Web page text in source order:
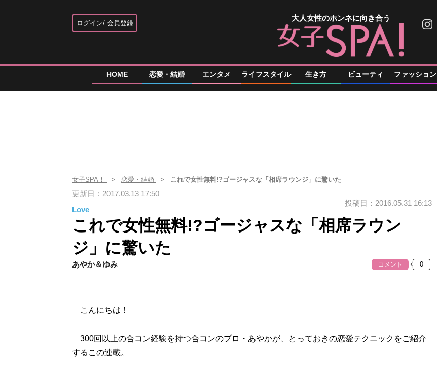
ログイン 会員登録
大人女性のホンネに向き合う
HOME 恋愛・結婚 エンタメ ライフスタイル 生き方 ビューティ ファッション
女子SPA！ 恋愛・結婚 これで女性無料!?ゴージャスな「相席ラウンジ」に驚いた
更新日：2017.03.13 17:50
Love
投稿日：2016.05.31 16:13
これで女性無料!?ゴージャスな「相席ラウン
ジ」に驚いた
あやか＆ゆみ コメント
こんにちは！
300回以上の合コン経験を持つ合コンのプロ・あやかが、とっておきの恋愛テクニックをご紹介
するこの連載。